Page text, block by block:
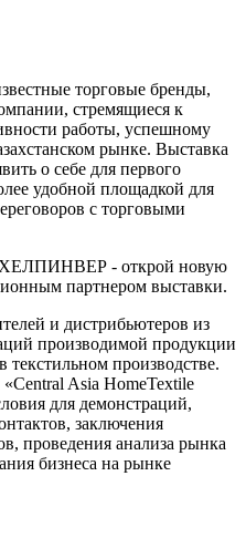
торговые бренды,
стремящиеся к
работы, успешному
рынке. Выставка
о себе для первого
удобной площадкой для
с торговыми
- открой новую
партнером выставки.
и дистрибьютеров из
производимой продукции
производстве.
Asia HomeTextile
для демонстраций,
заключения
проведения анализа рынка
бизнеса на рынке